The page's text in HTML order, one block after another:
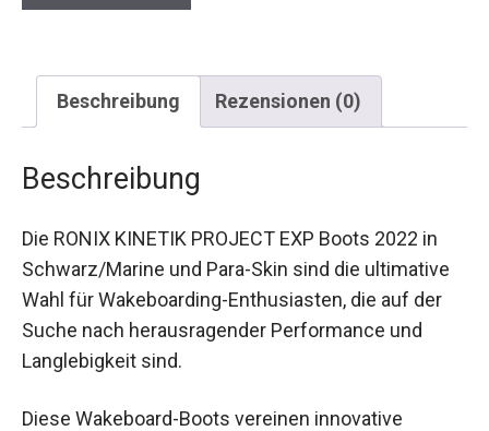
Beschreibung Rezensionen (0)
Beschreibung
Die RONIX KINETIK PROJECT EXP Boots 2022 in
Schwarz/Marine und Para-Skin sind die ultimative
Wahl für Wakeboarding-Enthusiasten, die auf der
Suche nach herausragender Performance und
Langlebigkeit sind.
Diese Wakeboard-Boots vereinen innovative